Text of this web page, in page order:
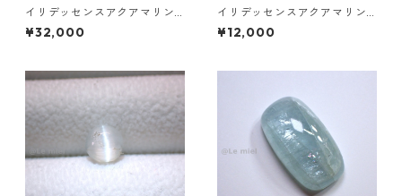
イリデッセンスアクアマリン 1
27.5ct 32.0mm*29.0mm*15.
7mm
¥32,000
イリデッセンスアクアマリン
49.3ct 28.2mm*20.8mm*9.9
mm
¥12,000